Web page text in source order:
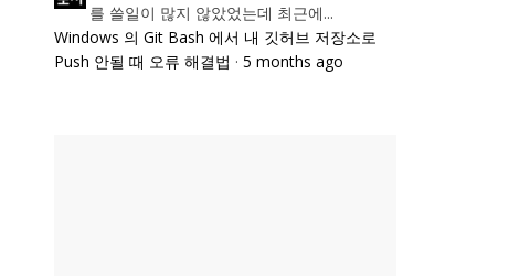
를 쓸일이 많지 않았었는데 최근에...
Windows 의 Git Bash 에서 내 깃허브 저장소로
Push 안될 때 오류 해결법 · 5 months ago